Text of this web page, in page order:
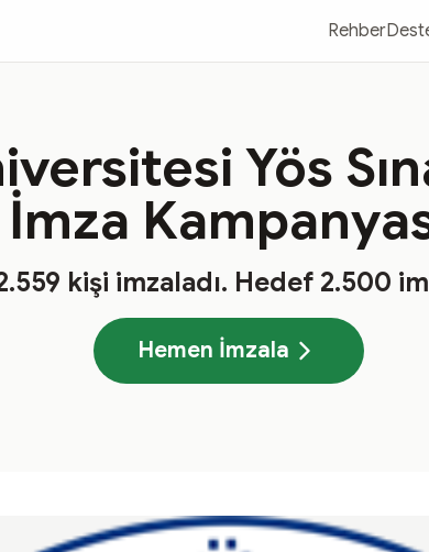
Rehber
Yös
İmza
kişi imzaladı. Hedef 2.500
Hemen İmzala